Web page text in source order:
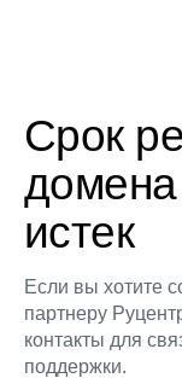
Срок
истек
Если вы хотите
партнеру
контакты для
поддержки.